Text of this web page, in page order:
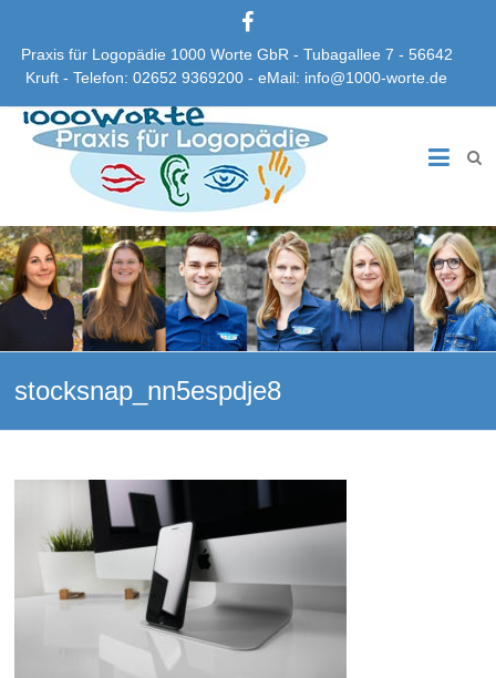
Praxis für Logopädie 1000 Worte GbR - Tubagallee 7 - 56642
Kruft - Telefon: 02652 9369200 - eMail: info@1000-worte.de
Praxis
Logopädie
1000
Worte
GbR
stocksnap_nn5espdje8